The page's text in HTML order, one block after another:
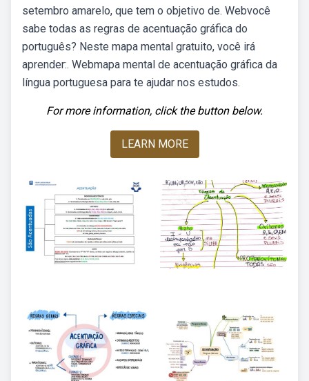
setembro amarelo, que tem o objetivo de. Webvocê
sabe todas as regras de acentuação gráfica do
português? Neste mapa mental gratuito, você irá
aprender:. Webmapa mental de acentuação gráfica da
língua portuguesa para te ajudar nos estudos.
For more information, click the button below.
LEARN MORE